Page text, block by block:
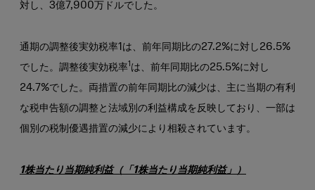
対し、3億7,900万ドルでした。
通期の調整後実効税率1は、前年同期比の27.2%に対し26.5%
でした。調整後実効税率1 は、前年同期比の25.5%に対し
24.7%でした。両措置の前年同期比の減少は、主に当期の有利
な税申告額の調整と法域別の利益構成を反映しており、一部は
個別の税制優遇措置の減少により相殺されています。
1株当たり当期純利益（「1株当たり当期純利益」）